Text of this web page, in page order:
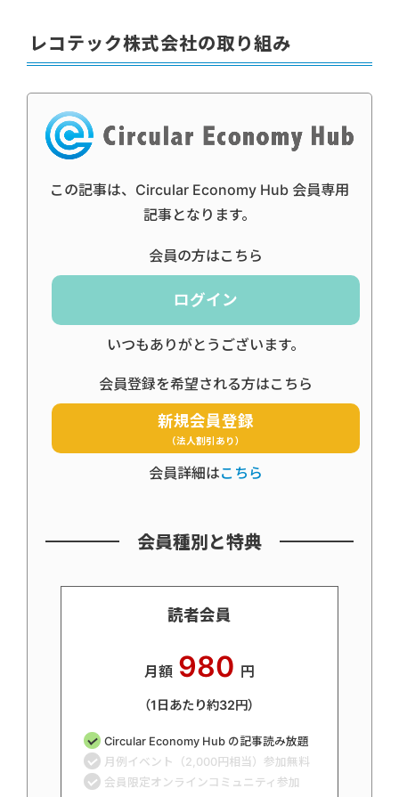
レコテック株式会社の取り組み
この記事は、Circular Economy Hub 会員専用
記事となります。
会員の方はこちら
ログイン
いつもありがとうございます。
会員登録を希望される方はこちら
新規会員登録
（法人割引あり）
会員詳細はこちら
会員種別と特典
読者会員
月額 980 円
（1日あたり約32円）
Circular Economy Hub の記事読み放題
月例イベント（2,000円相当）参加無料
会員限定オンラインコミュニティ参加